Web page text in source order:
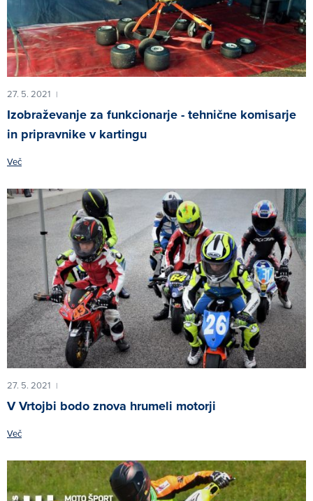
27. 5. 2021 |
Izobraževanje za funkcionarje - tehnične komisarje
in pripravnike v kartingu
Več
27. 5. 2021 |
V Vrtojbi bodo znova hrumeli motorji
Več